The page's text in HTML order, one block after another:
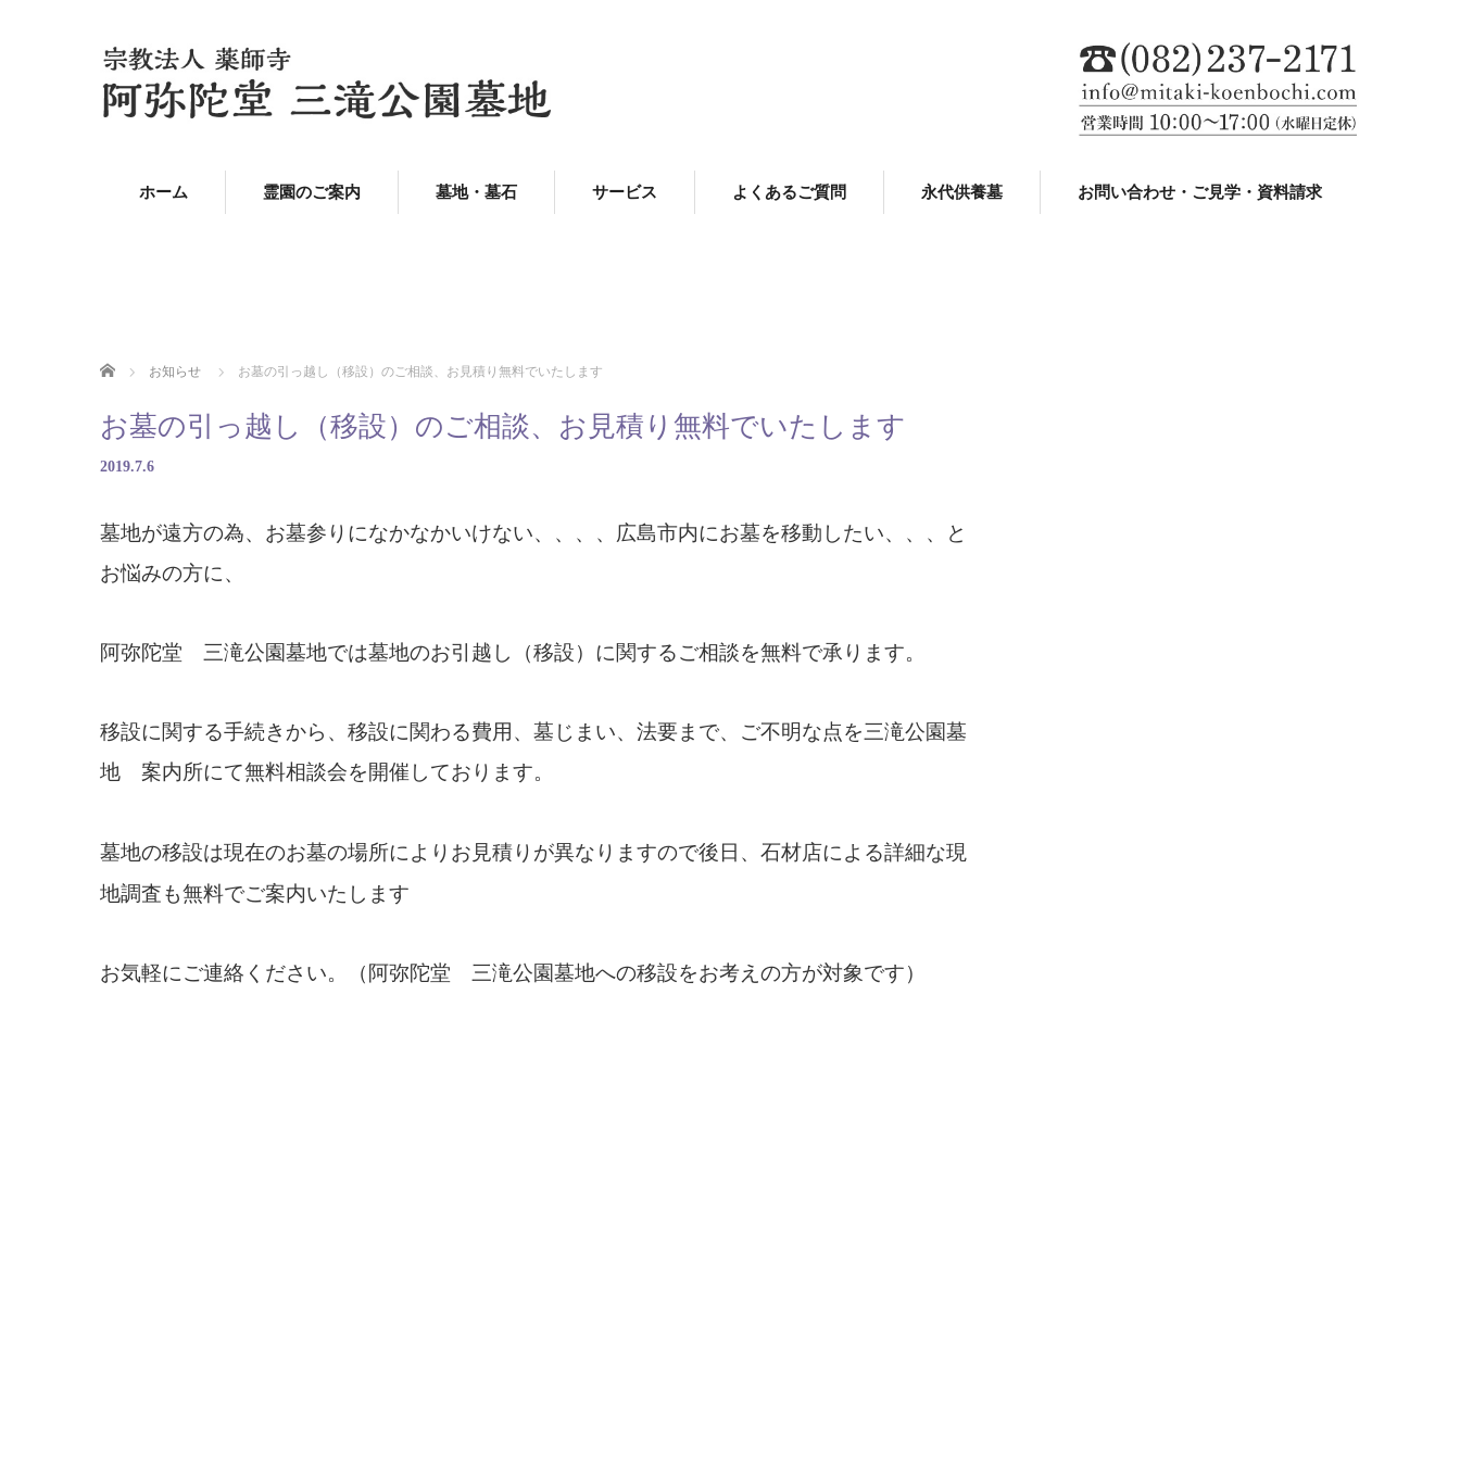
ホーム 霊園のご案内 墓地・墓石 サービス よくあるご質問 永代供養墓 お問い合わせ・ご見学・資料請求
ホーム お知らせ お墓の引っ越し（移設）のご相談、お見積り無料でいたします
お墓の引っ越し（移設）のご相談、お見積り無料でいたします
2019.7.6
墓地が遠方の為、お墓参りになかなかいけない、、、、広島市内にお墓を移動したい、、、と
お悩みの方に、
阿弥陀堂 三滝公園墓地では墓地のお引越し（移設）に関するご相談を無料で承ります。
移設に関する手続きから、移設に関わる費用、墓じまい、法要まで、ご不明な点を三滝公園墓
地 案内所にて無料相談会を開催しております。
墓地の移設は現在のお墓の場所によりお見積りが異なりますので後日、石材店による詳細な現
地調査も無料でご案内いたします
お気軽にご連絡ください。（阿弥陀堂 三滝公園墓地への移設をお考えの方が対象です）